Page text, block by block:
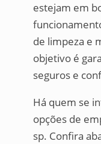
estejam em
de limpeza e
objetivo é
seguros e
Há quem se
opções de
sp. Confira